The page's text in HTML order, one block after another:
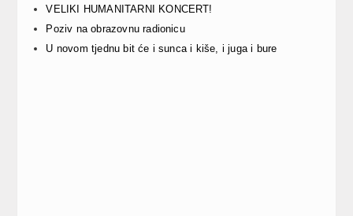
VELIKI HUMANITARNI KONCERT!
Poziv na obrazovnu radionicu
U novom tjednu bit će i sunca i kiše, i juga i bure